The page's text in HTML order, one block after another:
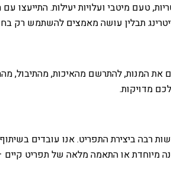
טעם מיטבי ועלויות יעילות. התייעצו
תבלין עושה מאמצים להשתמש רק
המנות, להתרשם מהאיכות, מהתיבול,
מדויקות.
רבה ביצירת התפריט. אנו עובדים
מיוחדת או התאמה מלאה של תפריט